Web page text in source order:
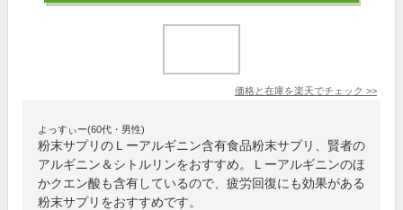
価格と在庫を楽天でチェック >>
よっすぃー(60代・男性)
粉末サプリのＬーアルギニン含有食品粉末サプリ、賢者の
アルギニン＆シトルリンをおすすめ。Ｌーアルギニンのほ
かクエン酸も含有しているので、疲労回復にも効果がある
粉末サプリをおすすめです。